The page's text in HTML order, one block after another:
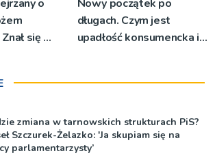
o
się z
Nowy początek po
długach. Czym jest
upadłość konsumencka i
zmiana w tarnowskich strukturach PiS?
Szczurek-Żelazko: 'Ja skupiam się na
parlamentarzysty’